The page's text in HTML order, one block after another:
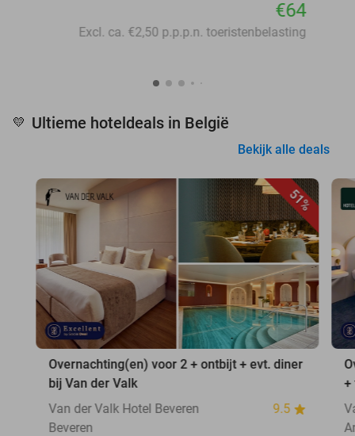
€64
Excl. ca. €2,50 p.p.p.n. toeristenbelasting
💛 Ultieme hoteldeals in België
Bekijk alle deals
51%
Overnachting(en) voor 2 + ontbijt + evt. diner
bij Van der Valk
Van der Valk Hotel Beveren
9.5
Beveren
+